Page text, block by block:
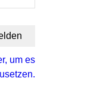
um es